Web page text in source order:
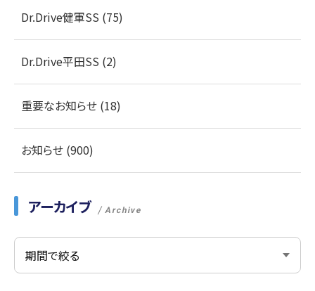
Dr.Drive健軍SS (75)
Dr.Drive平田SS (2)
重要なお知らせ (18)
お知らせ (900)
アーカイブ Archive